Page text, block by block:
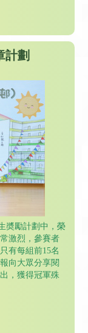
計劃
奬勵計劃中，榮
激烈，參賽者
有每組前15名
向大眾分享閱
，獲得冠軍殊